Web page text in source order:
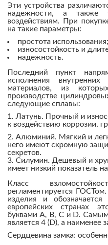
Эти устройства
надежности, а также
воздействиям. При
на такие параметры:
простота использования;
износостойкость и
надежность.
Последний пункт
исполнения
материалов, из
производстве
следующие сплавы:
Латунь. Прочный и
к воздействию коррозии,
Алюминий. Мягкий и
него имеют скромную
секретов.
Силумин. Дешевый и
имеет низкий показатель
Класс
регламентируется
изделия и
европейских странах
буквами А, В, С и D.
является 4 (D), а
Сердцевина замка: